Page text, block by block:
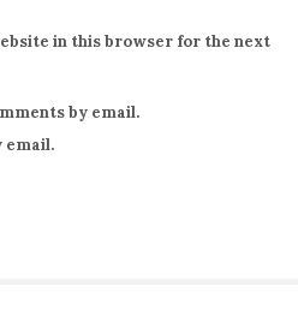
in this browser for the next
by email.
email.